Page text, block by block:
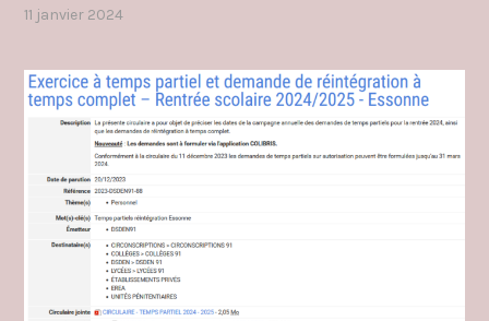
11 janvier 2024
temps
partiel